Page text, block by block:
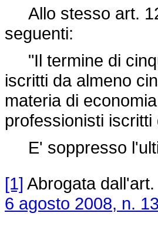
Allo stesso art.
seguenti:
"Il termine di
iscritti da almeno
materia di
professionisti
E' soppresso
[1] Abrogata
6 agosto 2008, n.